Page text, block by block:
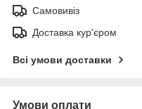
Самовивіз
Доставка кур'єром
Всі умови доставки
Умови оплати